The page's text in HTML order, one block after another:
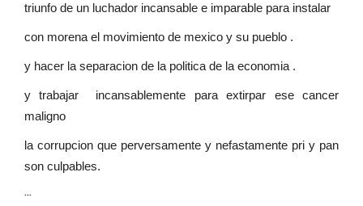
triunfo de un luchador incansable e imparable para instalar
con morena el movimiento de mexico y su pueblo .
y hacer la separacion de la politica de la economia .
y trabajar incansablemente para extirpar ese cancer
maligno
la corrupcion que perversamente y nefastamente pri y pan
son culpables.
...